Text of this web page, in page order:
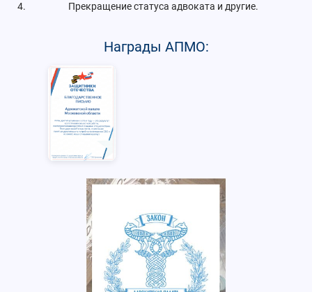
Прекращение статуса адвоката и другие.
Награды АПМО: